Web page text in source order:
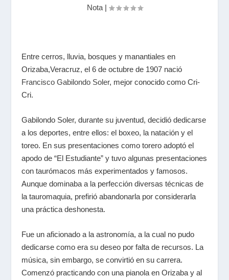
Nota|
Entre cerros, lluvia, bosques y manantiales en
Orizaba,Veracruz, el 6 de octubre de 1907 nació
Francisco Gabilondo Soler, mejor conocido como Cri-
Cri.
Gabilondo Soler, durante su juventud, decidió dedicarse
a los deportes, entre ellos: el boxeo, la natación y el
toreo. En sus presentaciones como torero adoptó el
apodo de “El Estudiante” y tuvo algunas presentaciones
con taurómacos más experimentados y famosos.
Aunque dominaba a la perfección diversas técnicas de
la tauromaquia, prefirió abandonarla por considerarla
una práctica deshonesta.
Fue un aficionado a la astronomía, a la cual no pudo
dedicarse como era su deseo por falta de recursos. La
música, sin embargo, se convirtió en su carrera.
Comenzó practicando con una pianola en Orizaba y al